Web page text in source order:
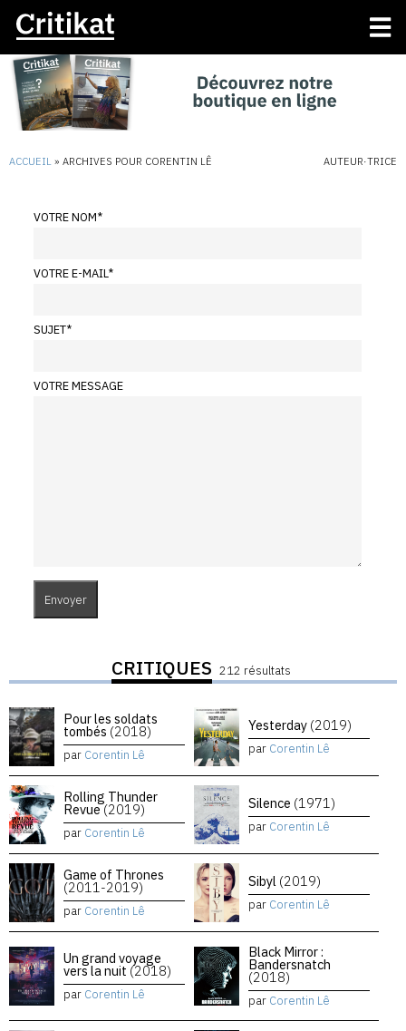
ACCUEIL » ARCHIVES POUR CORENTIN LÊ AUTEUR·TRICE
VOTRE NOM*
VOTRE E-MAIL*
SUJET*
VOTRE MESSAGE
CRITIQUES 212 résultats
Pour les soldats
tombés (2018)
par Corentin Lê
Yesterday (2019)
par Corentin Lê
Rolling Thunder
Revue(2019)
par Corentin Lê
Silence (1971)
par Corentin Lê
Game of Thrones
(2011-2019)
par Corentin Lê
Sibyl (2019)
par Corentin Lê
Un grand voyage
vers la nuit (2018)
par Corentin Lê
Black Mirror :
Bandersnatch
(2018)
par Corentin Lê